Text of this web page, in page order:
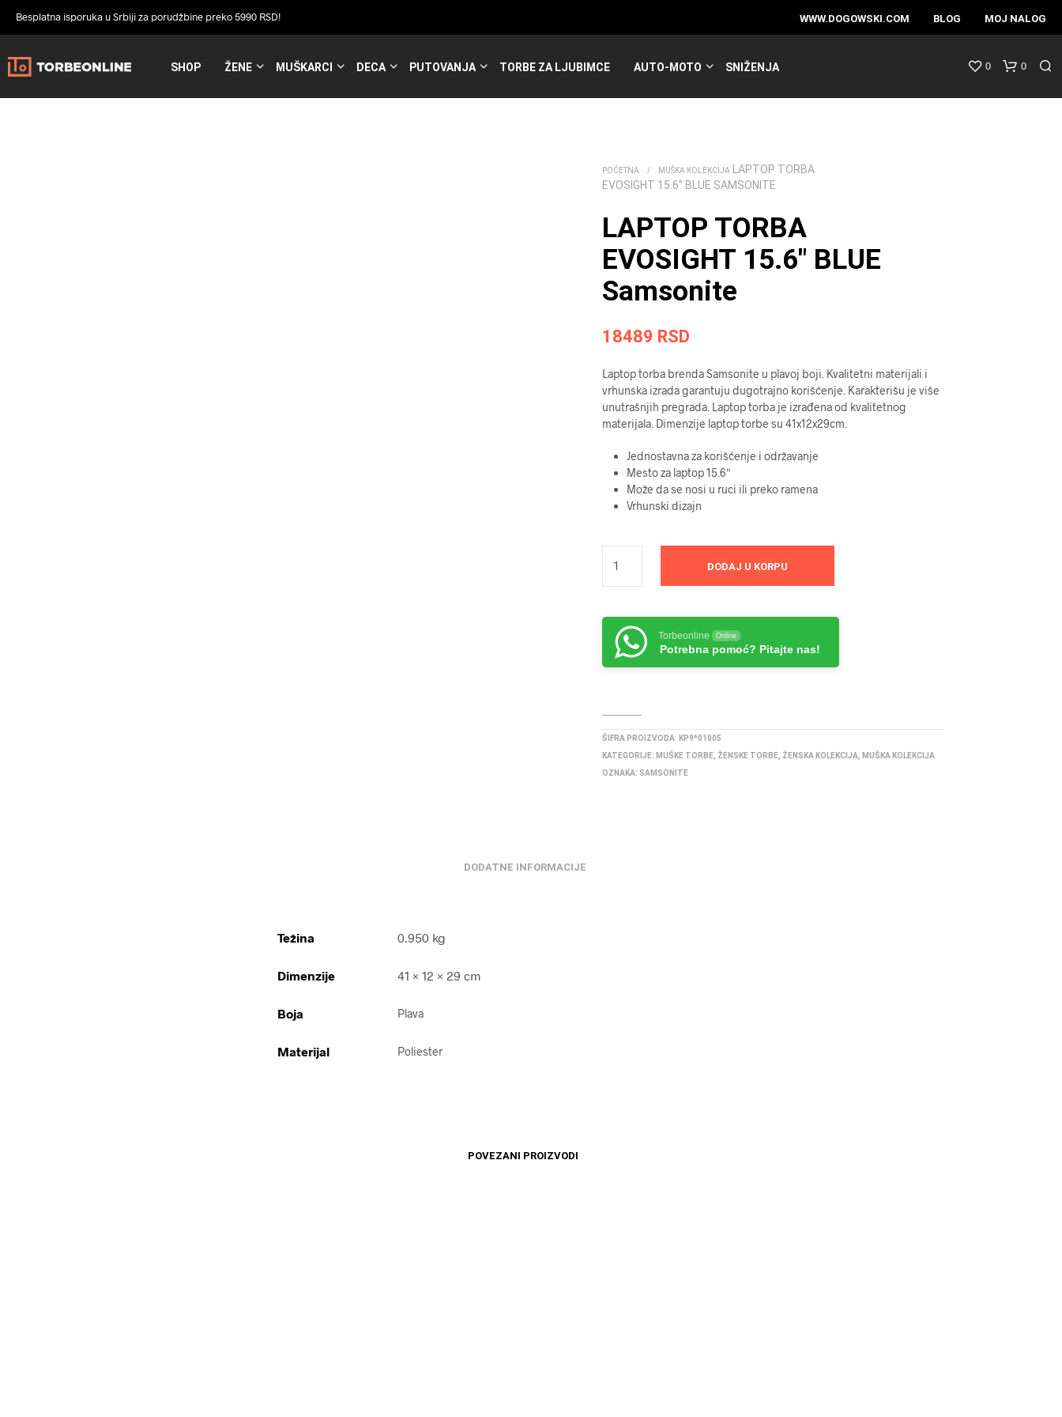
Besplatna isporuka u Srbiji za porudžbine preko 5990 RSD! WWW.DOGOWSKI.COM BLOG MOJ NALOG
SHOP ŽENE MUŠKARCI DECA PUTOVANJA TORBE ZA LJUBIMCE AUTO-MOTO SNIŽENJA 0 0
POČETNA / MUŠKA KOLEKCIJA
LAPTOP TORBA
EVOSIGHT 15.6″ BLUE SAMSONITE
LAPTOP TORBA
EVOSIGHT 15.6″ BLUE
Samsonite
18489 RSD
Laptop torba brenda Samsonite u plavoj boji. Kvalitetni materijali i
vrhunska izrada garantuju dugotrajno korišćenje. Karakterišu je više
unutrašnjih pregrada. Laptop torba je izrađena od kvalitetnog
materijala. Dimenzije laptop torbe su 41x12x29cm.
Jednostavna za korišćenje i održavanje
Mesto za laptop 15.6″
Može da se nosi u ruci ili preko ramena
Vrhunski dizajn
DODAJ U KORPU
Torbeonline Online
Potrebna pomoć? Pitajte nas!
ŠIFRA PROIZVODA: KP9*01005
KATEGORIJE: MUŠKE TORBE ŽENSKE TORBE ŽENSKA KOLEKCIJA
MUŠKA KOLEKCIJA
OZNAKA: SAMSONITE
DODATNE INFORMACIJE
Težina 0.950 kg
Dimenzije 41 × 12 × 29 cm
Boja Plava
Materijal Poliester
POVEZANI PROIZVODI